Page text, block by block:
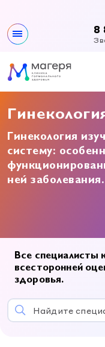
Клиника
Вакансии
Документы
Направления
Все
Гинекология
Детская
УЗИ
Специалисты
Детская
Детская
УЗИ
Услуги и цены
Правовая
Лицензия
О клинике
Телемедицина
Контакты
8
Гинекология
систему:
ней заболевания.
Все специалисты
всесторонней
здоровья.
Найдите